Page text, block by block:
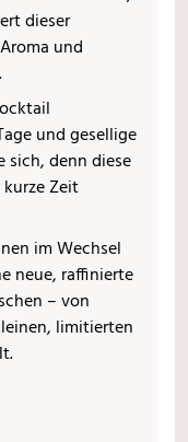
dieser
und
und gesellige
sich, denn diese
Zeit
im Wechsel
neue, raffinierte
– von
limitierten